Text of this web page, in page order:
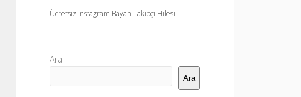
Ücretsiz Instagram Bayan Takipçi Hilesi
Yan
Menü
Ara
Ara